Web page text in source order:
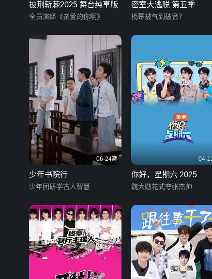
披荆斩棘2025 舞台纯享版
全员演绎《亲爱的你啊》
密室大逃脱 第五季
杨幂被气到破音？
06-24期
少年书院行
少年团研学古人智慧
04-
你好，星期六 2025
魏大勋花式夸张杰帅